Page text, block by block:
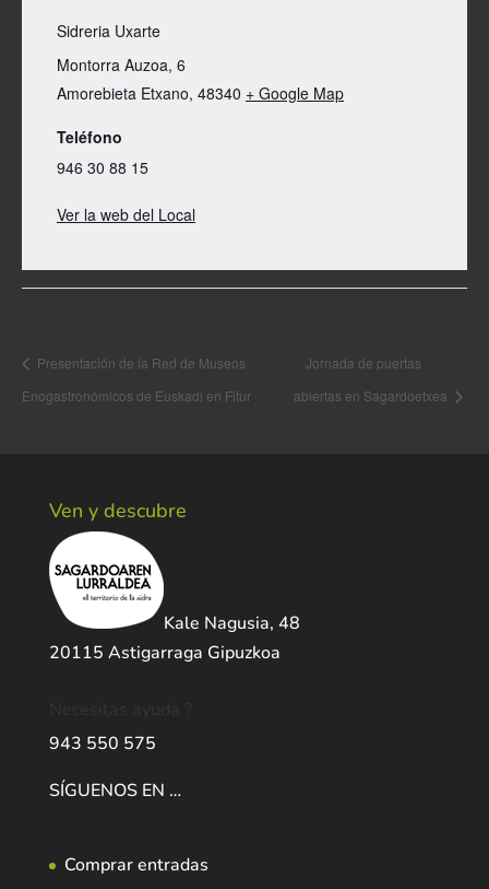
Sidreria Uxarte
Montorra Auzoa, 6
Amorebieta Etxano, 48340 + Google Map
Teléfono
946 30 88 15
Ver la web del Local
Presentación de la Red de Museos
Enogastronómicos de Euskadi en Fitur
Jornada de puertas
abiertas en Sagardoetxea
Ven y descubre
Kale Nagusia, 48
20115 Astigarraga Gipuzkoa
943 550 575
SÍGUENOS EN …
Comprar entradas